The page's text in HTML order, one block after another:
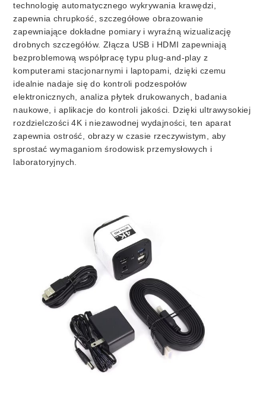
technologię automatycznego wykrywania krawędzi,
zapewnia chrupkość, szczegółowe obrazowanie
zapewniające dokładne pomiary i wyraźną wizualizację
drobnych szczegółów. Złącza USB i HDMI zapewniają
bezproblemową współpracę typu plug-and-play z
komputerami stacjonarnymi i laptopami, dzięki czemu
idealnie nadaje się do kontroli podzespołów
elektronicznych, analiza płytek drukowanych, badania
naukowe, i aplikacje do kontroli jakości. Dzięki ultrawysokiej
rozdzielczości 4K i niezawodnej wydajności, ten aparat
zapewnia ostrość, obrazy w czasie rzeczywistym, aby
sprostać wymaganiom środowisk przemysłowych i
laboratoryjnych.